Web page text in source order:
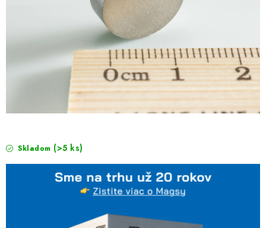
Skladom (>5 ks)